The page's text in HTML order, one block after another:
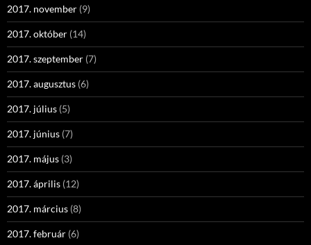
2017. november (9)
2017. október (14)
2017. szeptember (7)
2017. augusztus (6)
2017. július (5)
2017. június (7)
2017. május (3)
2017. április (12)
2017. március (8)
2017. február (6)